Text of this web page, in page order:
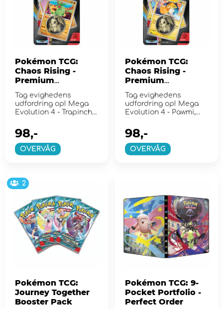
Pokémon TCG:
Chaos Rising -
Premium
Checklane Flygon
Tag evighedens
udfordring op! Mega
Evolution 4 - Trapinch,
OVERVÅG
98,-
Pokémon TCG:
Chaos Rising -
Premium
Checklane Pawmot
Tag evighedens
udfordring op! Mega
Evolution 4 - Pawmi,
OVERVÅG
98,-
2
Pokémon TCG:
Journey Together
Booster Pack
Pokémon TCG: 9-
Pocket Portfolio -
Perfect Order